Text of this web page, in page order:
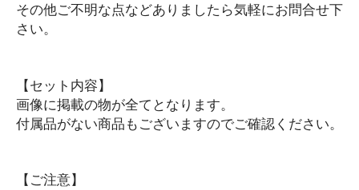
テンキー
カメラ・映像機器
ゲームパッド・コントローラー
マウスパッド類
その他ご不明な点などありましたら気軽にお問合せ下
さい。
【セット内容】
画像に掲載の物が全てとなります。
付属品がない商品もございますのでご確認ください。
【ご注意】